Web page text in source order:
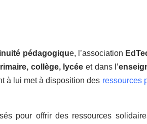
pédagogique, l’association
collège, lycée et dans l’
à lui met à disposition des ressources
pour offrir des ressources